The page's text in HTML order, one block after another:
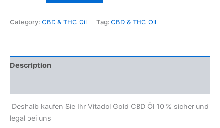
Category: CBD & THC Oil Tag: CBD & THC Oil
Description
Deshalb kaufen Sie Ihr Vitadol Gold CBD Öl 10 % sicher und
legal bei uns